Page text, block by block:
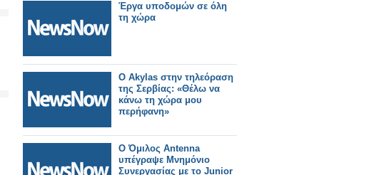
Έργα υποδομών σε όλη
τη χώρα
Ο Akylas στην τηλεόραση
της Σερβίας: «Θέλω να
κάνω τη χώρα μου
περήφανη»
Ο Όμιλος Antenna
υπέγραψε Μνημόνιο
Συνεργασίας με το Junior